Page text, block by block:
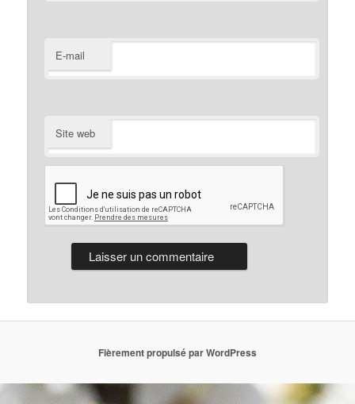
E-mail
Site web
Fièrement propulsé par WordPress